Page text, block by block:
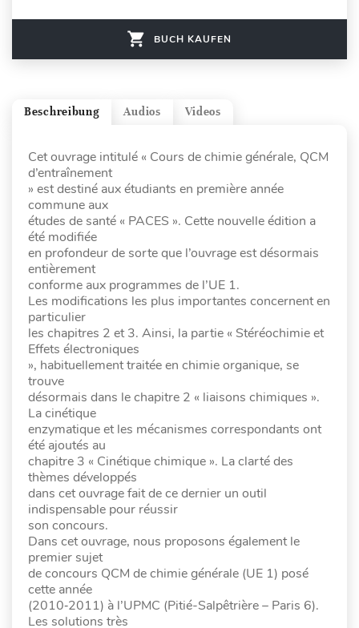
BUCH KAUFEN
Videos
Audios
Beschreibung
Cet ouvrage intitulé « Cours de chimie générale, QCM
d’entraînement
» est destiné aux étudiants en première année
commune aux
études de santé « PACES ». Cette nouvelle édition a
été modifiée
en profondeur de sorte que l’ouvrage est désormais
entièrement
conforme aux programmes de l’UE 1.
Les modifications les plus importantes concernent en
particulier
les chapitres 2 et 3. Ainsi, la partie « Stéréochimie et
Effets électroniques
», habituellement traitée en chimie organique, se
trouve
désormais dans le chapitre 2 « liaisons chimiques ».
La cinétique
enzymatique et les mécanismes correspondants ont
été ajoutés au
chapitre 3 « Cinétique chimique ». La clarté des
thèmes développés
dans cet ouvrage fait de ce dernier un outil
indispensable pour réussir
son concours.
Dans cet ouvrage, nous proposons également le
premier sujet
de concours QCM de chimie générale (UE 1) posé
cette année
(2010‑2011) à l’UPMC (Pitié-Salpêtrière – Paris 6).
Les solutions très